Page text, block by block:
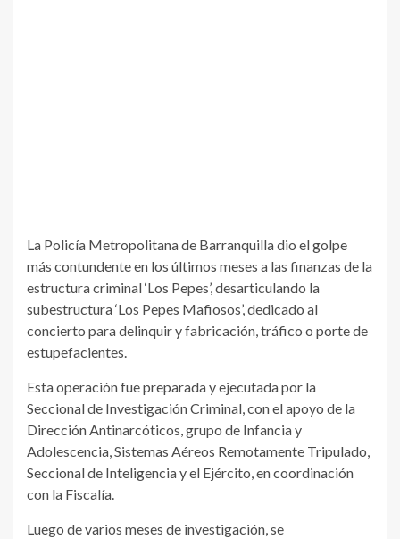
La Policía Metropolitana de Barranquilla dio el golpe
más contundente en los últimos meses a las finanzas de la
estructura criminal ‘Los Pepes’, desarticulando la
subestructura ‘Los Pepes Mafiosos’, dedicado al
concierto para delinquir y fabricación, tráfico o porte de
estupefacientes.
Esta operación fue preparada y ejecutada por la
Seccional de Investigación Criminal, con el apoyo de la
Dirección Antinarcóticos, grupo de Infancia y
Adolescencia, Sistemas Aéreos Remotamente Tripulado,
Seccional de Inteligencia y el Ejército, en coordinación
con la Fiscalía.
Luego de varios meses de investigación, se